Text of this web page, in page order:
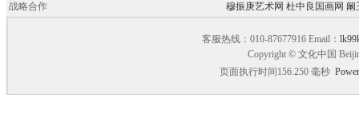
战略合作
穆振庚艺术网 杜中良国画网 阚
客服热线：010-87677916 Email：
Copyright © 文化中国
页面执行时间156.250 毫秒